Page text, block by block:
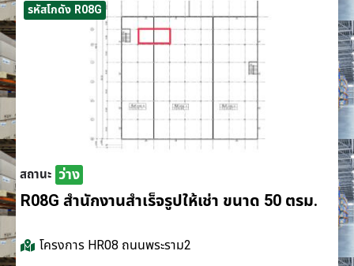
รหัสโกดัง R08G
สถานะ ว่าง
R08G สำนักงานสำเร็จรูปให้เช่า ขนาด 50 ตรม.
โครงการ HR08 ถนนพระราม2